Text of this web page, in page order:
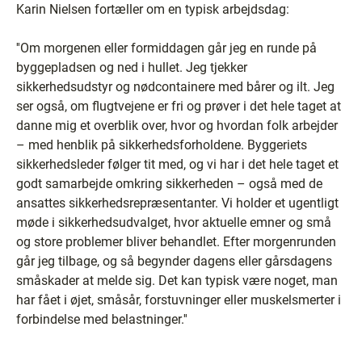
Karin Nielsen fortæller om en typisk arbejdsdag:
''Om morgenen eller formiddagen går jeg en runde på
byggepladsen og ned i hullet. Jeg tjekker
sikkerhedsudstyr og nødcontainere med bårer og ilt. Jeg
ser også, om flugtvejene er fri og prøver i det hele taget at
danne mig et overblik over, hvor og hvordan folk arbejder
– med henblik på sikkerhedsforholdene. Byggeriets
sikkerhedsleder følger tit med, og vi har i det hele taget et
godt samarbejde omkring sikkerheden – også med de
ansattes sikkerhedsrepræsentanter. Vi holder et ugentligt
møde i sikkerhedsudvalget, hvor aktuelle emner og små
og store problemer bliver behandlet. Efter morgenrunden
går jeg tilbage, og så begynder dagens eller gårsdagens
småskader at melde sig. Det kan typisk være noget, man
har fået i øjet, småsår, forstuvninger eller muskelsmerter i
forbindelse med belastninger.''